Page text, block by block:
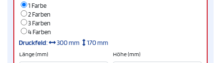
1 Farbe
2 Farben
3 Farben
4 Farben
Druckfeld: 300 mm 170 mm
Länge (mm) Höhe (mm)